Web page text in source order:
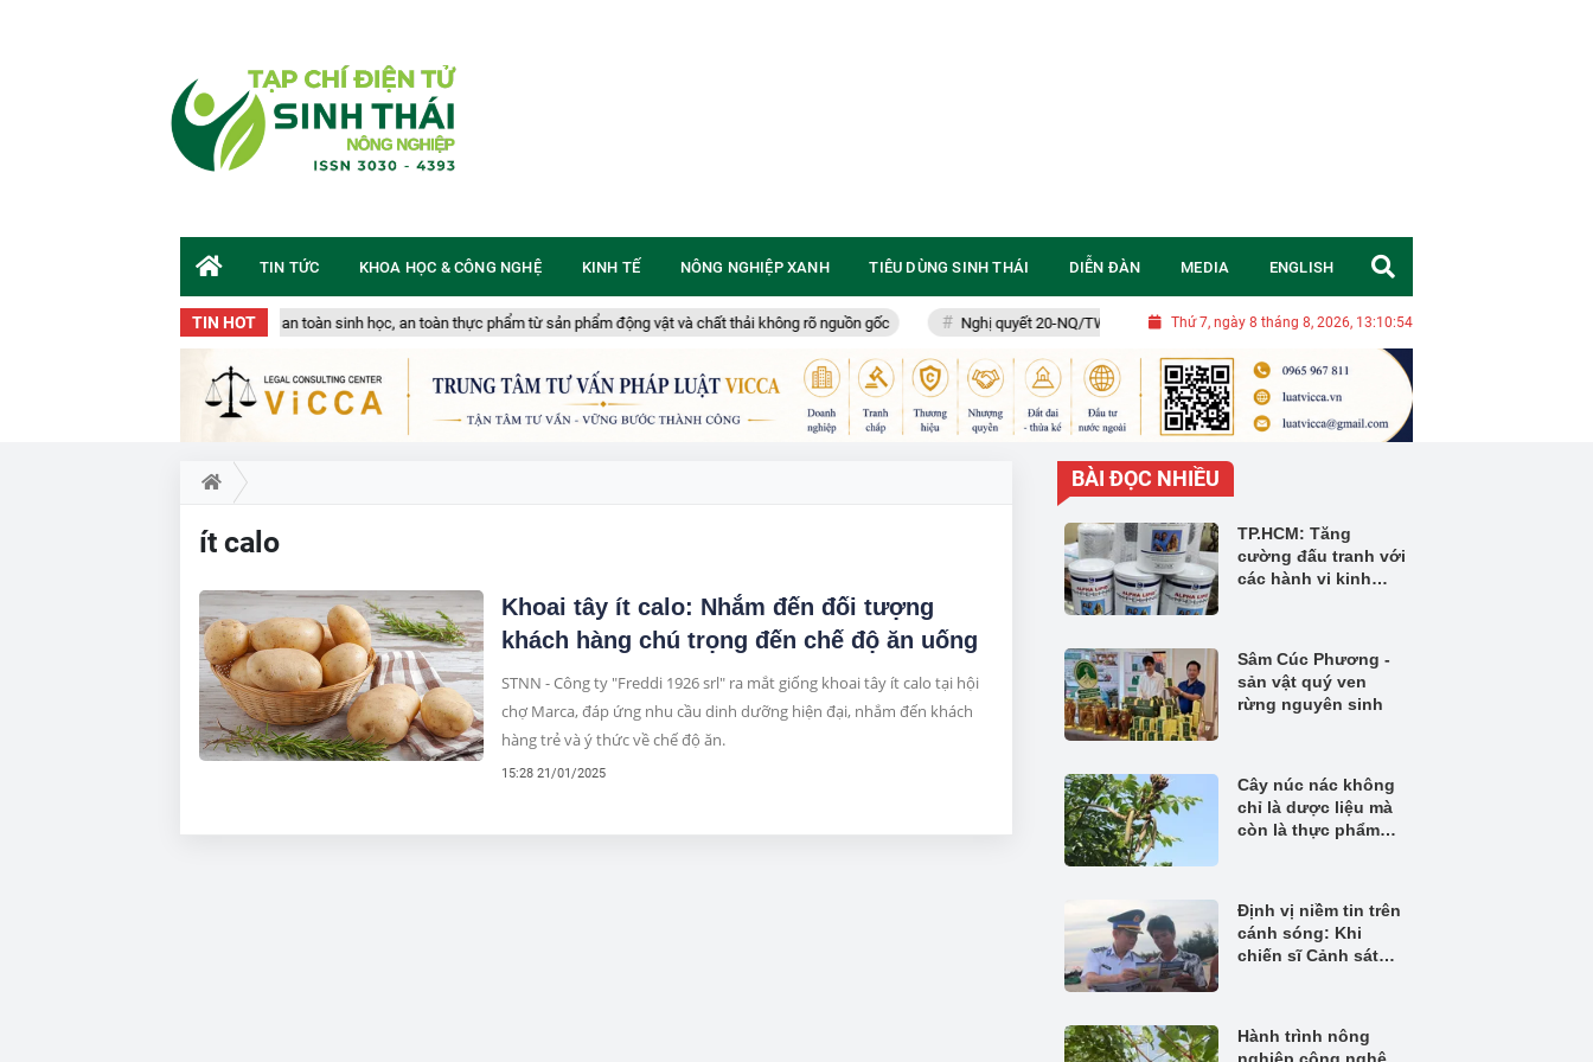
TIN HOT
qua biên giới Quảng Trị: Nguy cơ an toàn sinh học, an toàn thực phẩm từ sản phẩm động vật và chất thải không rõ nguồn gốc Nghị quyết 20-NQ/TW: Chuyển đổi tư duy, đặt mục tiêu chiến lược để Việt Nam trở thành quốc gia
Thứ 7, ngày 8 tháng 8, 2026, 13:10:55
TIN TỨC KHOA HỌC & CÔNG NGHỆ KINH TẾ NÔNG NGHIỆP XANH TIÊU DÙNG SINH THÁI DIỄN ĐÀN MEDIA ENGLISH
ít calo
Khoai tây ít calo: Nhắm đến đối tượng
khách hàng chú trọng đến chế độ ăn uống
STNN - Công ty "Freddi 1926 srl" ra mắt giống khoai tây ít calo tại hội
chợ Marca, đáp ứng nhu cầu dinh dưỡng hiện đại, nhắm đến khách
hàng trẻ và ý thức về chế độ ăn.
15:28 21/01/2025
BÀI ĐỌC NHIỀU
TP.HCM: Tăng
cường đấu tranh với
các hành vi kinh
Sâm Cúc Phương -
sản vật quý ven
rừng nguyên sinh
Cây núc nác không
chỉ là dược liệu mà
còn là thực phẩm
Định vị niềm tin trên
cánh sóng: Khi
chiến sĩ Cảnh sát
Hành trình nông
nghiệp công nghệ